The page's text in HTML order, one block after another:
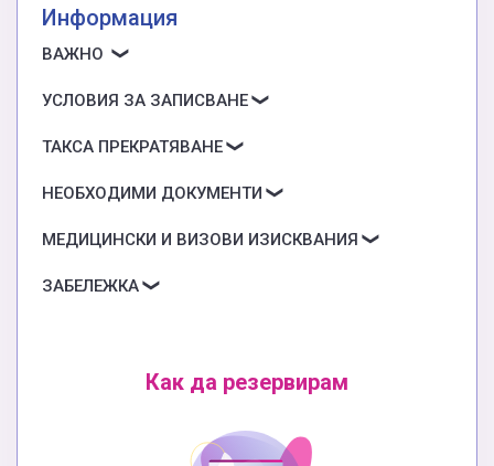
Информация
ВАЖНО
УСЛОВИЯ ЗА ЗАПИСВАНЕ
ТАКСА ПРЕКРАТЯВАНЕ
НЕОБХОДИМИ ДОКУМЕНТИ
МЕДИЦИНСКИ И ВИЗОВИ ИЗИСКВАНИЯ
ЗАБЕЛЕЖКА
Как да резервирам